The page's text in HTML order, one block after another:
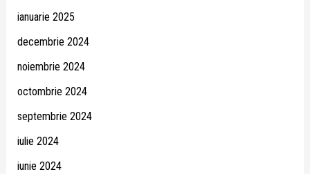
ianuarie 2025
decembrie 2024
noiembrie 2024
octombrie 2024
septembrie 2024
iulie 2024
iunie 2024